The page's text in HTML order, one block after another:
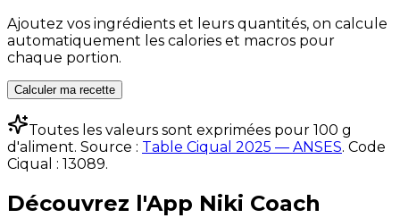
Ajoutez vos ingrédients et leurs quantités, on calcule
automatiquement les calories et macros pour
chaque portion.
Calculer ma recette
Toutes les valeurs sont exprimées pour 100 g
d'aliment. Source : Table Ciqual 2025 — ANSES. Code
Ciqual : 13089.
Découvrez l'App Niki Coach